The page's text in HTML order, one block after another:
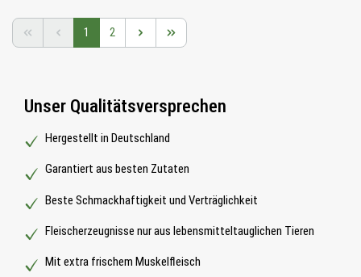
Seite
1 Seite
2
Unser Qualitätsversprechen
Hergestellt in Deutschland
Garantiert aus besten Zutaten
Beste Schmackhaftigkeit und Verträglichkeit
Fleischerzeugnisse nur aus lebensmitteltauglichen Tieren
Mit extra frischem Muskelfleisch